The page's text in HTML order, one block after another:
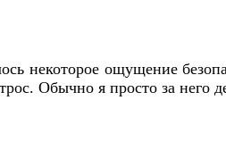
некоторое ощущение
Обычно я просто за него